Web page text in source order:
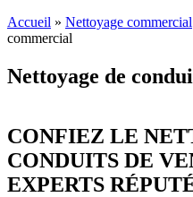
Accueil » Nettoyage commercial
commercial
Nettoyage de
CONFIEZ LE
CONDUITS DE
EXPERTS